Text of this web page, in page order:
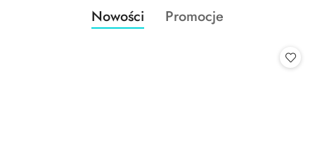
Pomiń karuzelę produktów
Produkty
o
Nowości
Produkty
Promocje